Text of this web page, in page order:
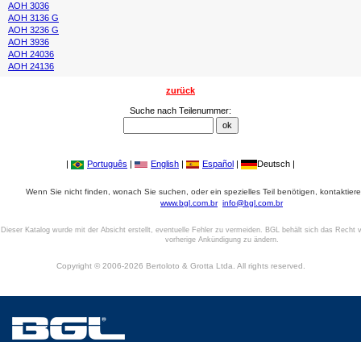
AOH 3036
AOH 3136 G
AOH 3236 G
AOH 3936
AOH 24036
AOH 24136
zurück
Suche nach Teilenummer:
| Português | English | Español | Deutsch |
Wenn Sie nicht finden, wonach Sie suchen, oder ein spezielles Teil benötigen,
www.bgl.com.br info@bgl.com.br
Dieser Katalog wurde mit der Absicht erstellt, eventuelle Fehler zu vermeiden. BGL behält sich das Recht
vorherige Ankündigung zu ändern.
Copyright © 2006-2026 Bertoloto & Grotta Ltda. All rights reserved.